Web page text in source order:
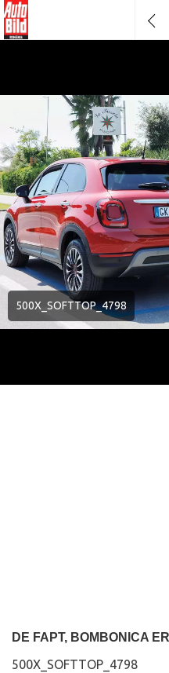
500X_SOFTTOP_4798
DE FAPT, BOMBONICA
500X_SOFTTOP_4798